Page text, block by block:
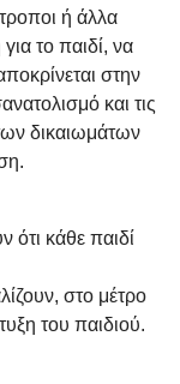
ή άλλα
το παιδί, να
στην
και τις
δικαιωμάτων
κάθε παιδί
στο μέτρο
του παιδιού.